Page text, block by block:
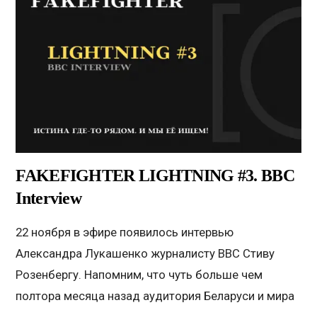
FAKEFIGHTER LIGHTNING #3. BBC
Interview
22 ноября в эфире появилось интервью
Александра Лукашенко журналисту BBC Стиву
Розенбергу. Напомним, что чуть больше чем
полтора месяца назад аудитория Беларуси и мира